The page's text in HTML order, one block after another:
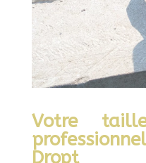
Votre
Dropt